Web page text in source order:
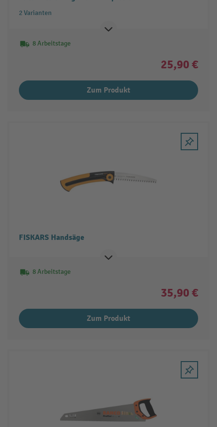
2 Varianten
8 Arbeitstage
25,90 €
Zum Produkt
FISKARS Handsäge
8 Arbeitstage
35,90 €
Zum Produkt